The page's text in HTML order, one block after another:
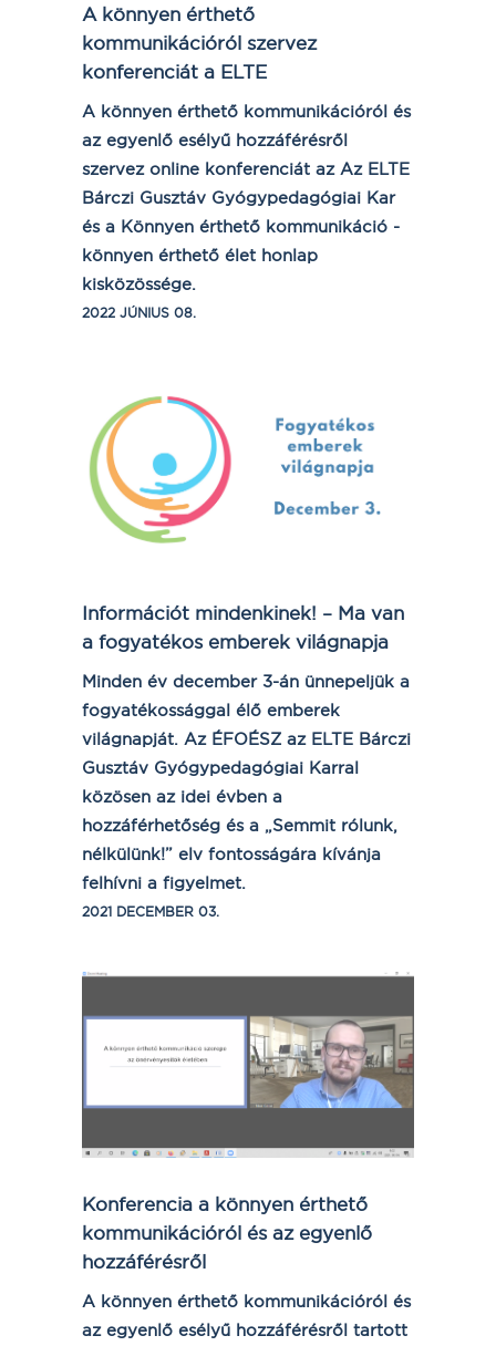
A könnyen érthető
kommunikációról szervez
konferenciát a ELTE
A könnyen érthető kommunikációról és
az egyenlő esélyű hozzáférésről
szervez online konferenciát az Az ELTE
Bárczi Gusztáv Gyógypedagógiai Kar
és a Könnyen érthető kommunikáció -
könnyen érthető élet honlap
kisközössége.
2022 JÚNIUS 08.
Információt mindenkinek! – Ma van
a fogyatékos emberek világnapja
Minden év december 3-án ünnepeljük a
fogyatékossággal élő emberek
világnapját. Az ÉFOÉSZ az ELTE Bárczi
Gusztáv Gyógypedagógiai Karral
közösen az idei évben a
hozzáférhetőség és a „Semmit rólunk,
nélkülünk!” elv fontosságára kívánja
felhívni a figyelmet.
2021 DECEMBER 03.
Konferencia a könnyen érthető
kommunikációról és az egyenlő
hozzáférésről
A könnyen érthető kommunikációról és
az egyenlő esélyű hozzáférésről tartott